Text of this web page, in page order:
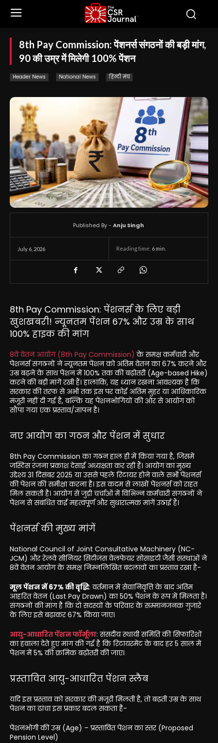
8th Pay Commission: पेंशनर्स संगठनों की बड़ी मांग,
90 की उम्र में मिलेगी 100% पेंशन
Header News National News हिन्दी मंच
July 6, 2026 Reading time: 6 min.
Published By - Anju Singh
8th Pay Commission: पेंशनर्स के लिए बड़ी
खुशखबरी! न्यूनतम पेंशन 67% और उम्र के साथ
100% हाइक की मांग
8वें वेतन आयोग (8th Pay Commission) के समक्ष कर्मचारी और
पेंशनर्स संगठनों ने न्यूनतम पेंशन को अंतिम वेतन का 67% करने और
उम्र बढ़ने के साथ पेंशन में 100% तक की बढ़ोतरी (Age-based Hike)
करने की बड़ी मांगें रखी हैं। हालांकि, यह ध्यान रखना आवश्यक है कि
सरकार की तरफ से अभी तक इस पर कोई अंतिम मुहर या आधिकारिक
मंजूरी नहीं दी गई है, बल्कि यह पेंशनभोगियों की ओर से आयोग को
सौंपा गया एक प्रस्ताव/ज्ञापन है।
नए आयोग का गठन और पेंशन में सुधार
8th Pay Commission का गठन हाल ही में किया गया है, जिसमें
जस्टिस रंजना प्रकाश देसाई अध्यक्षता कर रही हैं। आयोग का मुख्य
उद्देश्य 31 दिसंबर 2025 या उससे पहले रिटायर होने वाले सभी पेंशनर्स
की पेंशन की समीक्षा करना है। इस कदम से लाखों पेंशनर्स को राहत
मिल सकती है। आयोग से जुड़ी चर्चाओं में विभिन्न कर्मचारी संगठनों ने
पेंशन से संबंधित कई महत्वपूर्ण और सुधारात्मक मांगें उठाई हैं।
पेंशनर्स की मुख्य मांगें
National Council of Joint Consultative Machinery (NC-
JCM) और रेलवे सीनियर सिटीजंस वेलफेयर सोसाइटी जैसी संस्थाओं ने
8वें वेतन आयोग के समक्ष निम्नलिखित बदलावों का प्रस्ताव रखा है-
मूल पेंशन में 67% की वृद्धि: वर्तमान में सेवानिवृत्ति के बाद अंतिम
आहरित वेतन (Last Pay Drawn) का 50% पेंशन के रूप में मिलता है।
संगठनों की मांग है कि दो सदस्यों के परिवार के सम्मानजनक गुजारे
के लिए इसे बढ़ाकर 67% किया जाए।
आयु-आधारित पेंशन फॉर्मूला: संसदीय स्थायी समिति की सिफारिशों
का हवाला देते हुए मांग की गई है कि रिटायरमेंट के बाद हर 5 साल में
पेंशन में 5% की क्रमिक बढ़ोतरी की जाए।
प्रस्तावित आयु-आधारित पेंशन स्लैब
यदि इस प्रस्ताव को सरकार की मंजूरी मिलती है, तो बढ़ती उम्र के साथ
पेंशन का ढांचा इस प्रकार बदल सकता है-
पेंशनभोगी की उम्र (Age) – प्रस्तावित पेंशन का स्तर (Proposed
Pension Level)